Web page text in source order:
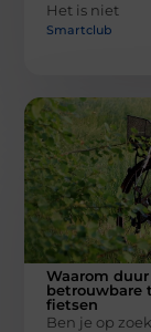
Het is niet
Smartclub
Waarom
betrouwbare
fietsen
Ben je op